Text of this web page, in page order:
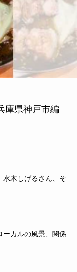
庫県神戸市編
水木しげるさん、そ
ーカルの風景、関係